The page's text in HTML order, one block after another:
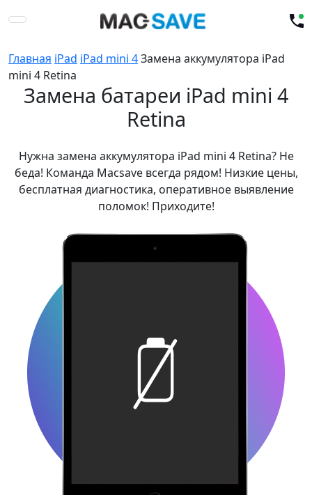
Главная iPad iPad mini 4Замена аккумулятора iPad
mini 4 Retina
Замена батареи iPad mini 4
Retina
Нужна замена аккумулятора iPad mini 4 Retina? Не
беда! Команда Macsave всегда рядом! Низкие цены,
бесплатная диагностика, оперативное выявление
поломок! Приходите!